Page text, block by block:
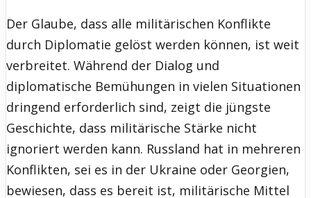
Der Glaube, dass alle militärischen Konflikte
durch Diplomatie gelöst werden können, ist weit
verbreitet. Während der Dialog und
diplomatische Bemühungen in vielen Situationen
dringend erforderlich sind, zeigt die jüngste
Geschichte, dass militärische Stärke nicht
ignoriert werden kann. Russland hat in mehreren
Konflikten, sei es in der Ukraine oder Georgien,
bewiesen, dass es bereit ist, militärische Mittel